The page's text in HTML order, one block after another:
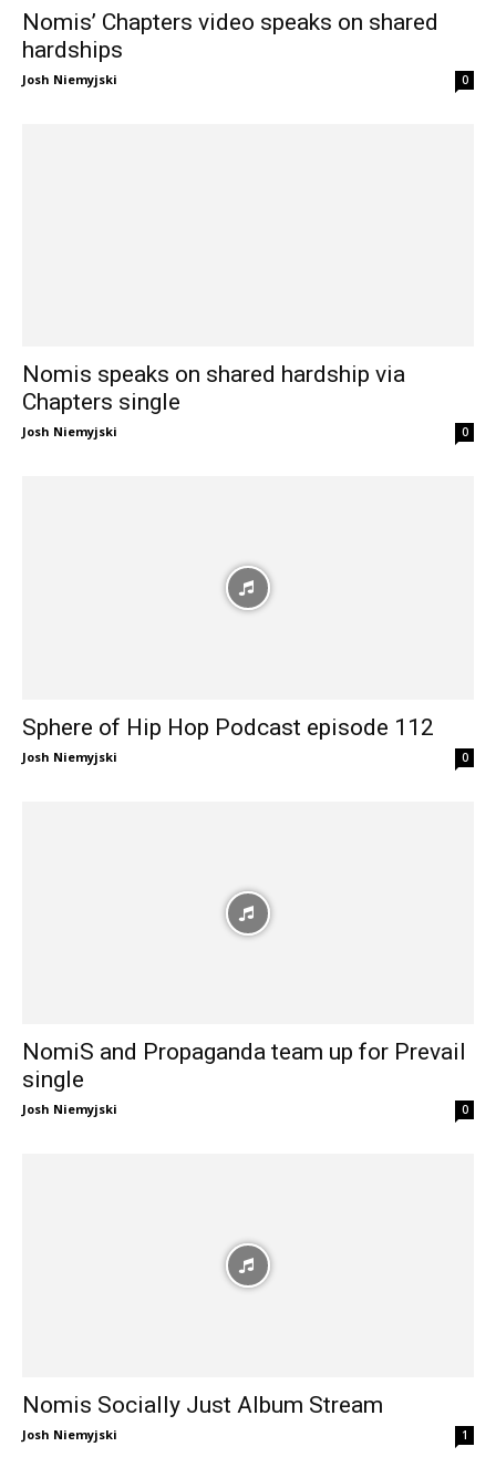
Nomis’ Chapters video speaks on shared
hardships
Josh Niemyjski 0
Nomis speaks on shared hardship via
Chapters single
Josh Niemyjski 0
Sphere of Hip Hop Podcast episode 112
Josh Niemyjski 0
NomiS and Propaganda team up for Prevail
single
Josh Niemyjski 0
Nomis Socially Just Album Stream
Josh Niemyjski 1